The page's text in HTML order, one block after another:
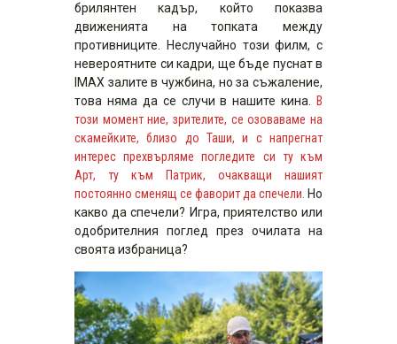
брилянтен кадър, който показва
движенията на топката между
противниците. Неслучайно този филм, с
невероятните си кадри, ще бъде пуснат в
IMAX залите в чужбина, но за съжаление,
това няма да се случи в нашите кина. В
този момент ние, зрителите, се озоваваме на
скамейките, близо до Таши, и с напрегнат
интерес прехвърляме погледите си ту към
Арт, ту към Патрик, очакващи нашият
постоянно сменящ се фаворит да спечели. Но
какво да спечели? Игра, приятелство или
одобрителния поглед през очилата на
своята избраница?